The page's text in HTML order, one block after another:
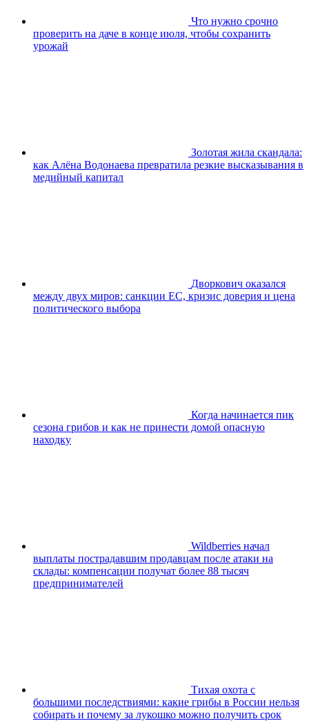
Что нужно срочно
проверить на даче в конце июля, чтобы сохранить
урожай
Золотая жила скандала:
как Алёна Водонаева превратила резкие высказывания в
медийный капитал
Дворкович оказался
между двух миров: санкции ЕС, кризис доверия и цена
политического выбора
Когда начинается пик
сезона грибов и как не принести домой опасную
находку
Wildberries начал
выплаты пострадавшим продавцам после атаки на
склады: компенсации получат более 88 тысяч
предпринимателей
Тихая охота с
большими последствиями: какие грибы в России нельзя
собирать и почему за лукошко можно получить срок